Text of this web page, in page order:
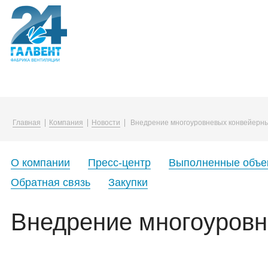
О компании
Вакансии
Корпоративная жизнь
Воздуховоды и фасонные изделия
Вентиляционные решетки и
Канальные нагреватели
Упаковка в плёнку
Главная Компания Новости Внедрение многоуровневых
О компании Пресс-центр Выполненные
Обратная связь
Закупки
Внедрение